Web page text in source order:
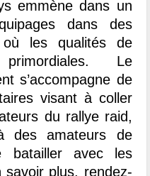
emmène dans un
dans des
les qualités de
Le
s’accompagne de
visant à coller
du rallye raid,
des amateurs de
batailler avec les
savoir plus, rendez-